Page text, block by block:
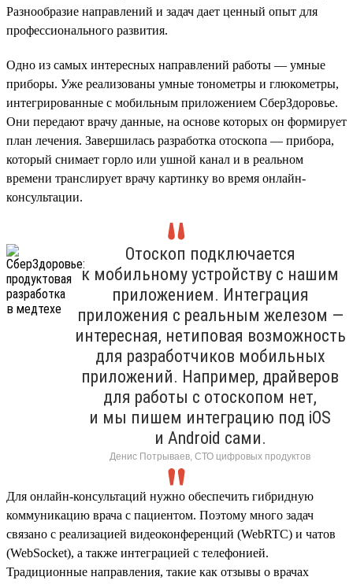
Разнообразие направлений и задач дает ценный опыт для
профессионального развития.
Одно из самых интересных направлений работы — умные
приборы. Уже реализованы умные тонометры и глюкометры,
интегрированные с мобильным приложением СберЗдоровье.
Они передают врачу данные, на основе которых он формирует
план лечения. Завершилась разработка отоскопа — прибора,
который снимает горло или ушной канал и в реальном
времени транслирует врачу картинку во время онлайн-
консультации.
Отоскоп подключается
к мобильному устройству с нашим
приложением. Интеграция
приложения с реальным железом —
интересная, нетиповая возможность
для разработчиков мобильных
приложений. Например, драйверов
для работы с отоскопом нет,
и мы пишем интеграцию под iOS
и Android сами.
Денис Потрываев, СТО цифровых продуктов
Для онлайн-консультаций нужно обеспечить гибридную
коммуникацию врача с пациентом. Поэтому много задач
связано с реализацией видеоконференций (WebRTC) и чатов
(WebSocket), а также интеграцией с телефонией.
Традиционные направления, такие как отзывы о врачах